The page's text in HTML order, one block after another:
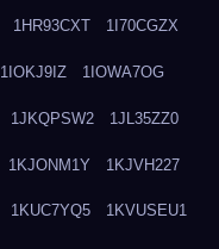
1HR93CXT 1I70CGZX
1IOKJ9IZ 1IOWA7OG
1JKQPSW2 1JL35ZZ0
1KJONM1Y 1KJVH227
1KUC7YQ5 1KVUSEU1